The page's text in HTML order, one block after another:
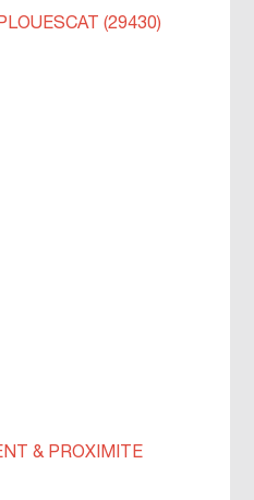
(29430)
& PROXIMITÉ